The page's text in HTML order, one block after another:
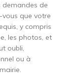
de
que votre
y compris
les photos, et
oubli,
ou à